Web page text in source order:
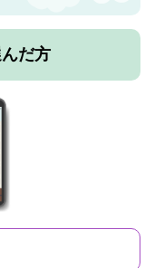
だ方